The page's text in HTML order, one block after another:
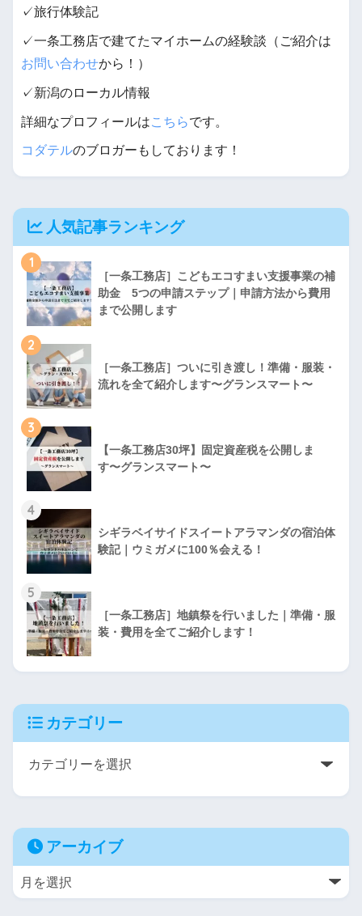
✓旅行体験記
✓一条工務店で建てたマイホームの経験談（ご紹介は
お問い合わせから！）
✓新潟のローカル情報
詳細なプロフィールはこちらです。
コダテルのブロガーもしております！
人気記事ランキング
1
［一条工務店］こどもエコすまい支援事業の補
助金 5つの申請ステップ｜申請方法から費用
まで公開します
2
［一条工務店］ついに引き渡し！準備・服装・
流れを全て紹介します〜グランスマート〜
3
【一条工務店30坪】固定資産税を公開しま
す〜グランスマート〜
4
シギラベイサイドスイートアラマンダの宿泊体
験記｜ウミガメに100％会える！
5
［一条工務店］地鎮祭を行いました｜準備・服
装・費用を全てご紹介します！
カテゴリー
アーカイブ